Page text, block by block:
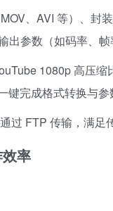
、AVI 等）、封
参数（如码率、帧
1080p 高压
完成格式转换与参
过 FTP 传输，满足
率